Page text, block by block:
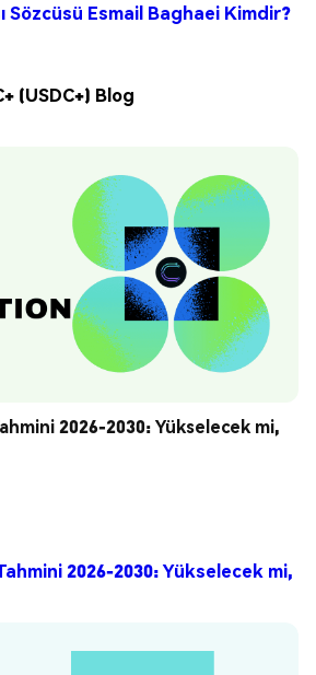
Sözcüsü Esmail Baghaei Kimdir?
(USDC+) Blog
2026-2030: Yükselecek mi,
2026-2030: Yükselecek mi,